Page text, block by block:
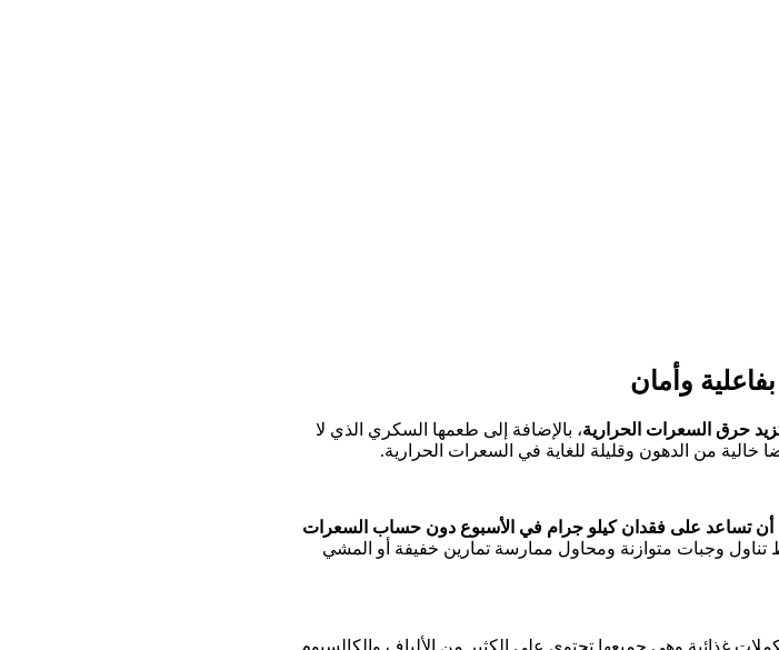
وأمان
حرق السعرات الحرارية، بالإضافة إلى طعمها السكري الذي لا
من الدهون وقليلة للغاية في السعرات الحرارية.
أن تساعد على فقدان كيلو جرام في الأسبوع دون حساب السعرات
تناول وجبات متوازنة ومحاول ممارسة تمارين خفيفة أو المشي
غذائية وهي جميعها تحتوي على الكثير من الألياف والكالسيوم